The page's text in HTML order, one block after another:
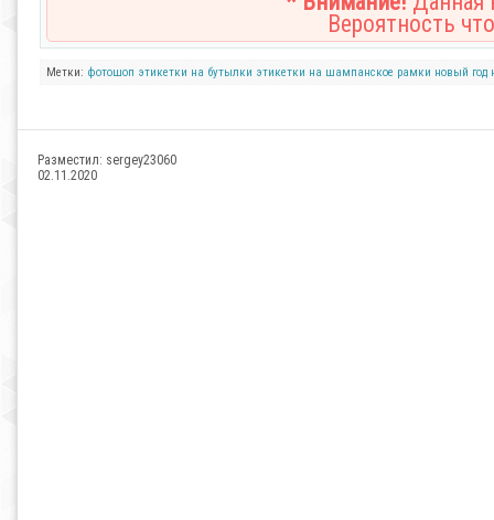
Вероятность
Метки: фотошоп этикетки на бутылки этикетки на шампанское рамки новый год
Разместил: sergey23060
02.11.2020